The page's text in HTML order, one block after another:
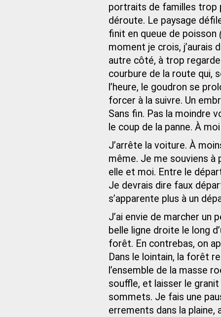
portraits de familles trop
déroute. Le paysage
finit en queue de poisson
moment je crois, j’aurais
autre côté, à trop
courbure de la route qui,
l’heure, le goudron se
forcer à la suivre. Un
Sans fin. Pas la moindre
le coup de la panne. À
J’arrête la voiture. À
même. Je me souviens à
elle et moi. Entre le
Je devrais dire faux
s’apparente plus à un
J’ai envie de marcher un
belle ligne droite le long
forêt. En contrebas, on
Dans le lointain, la forêt
l’ensemble de la masse
souffle, et laisser le
sommets. Je fais une
errements dans la plaine,